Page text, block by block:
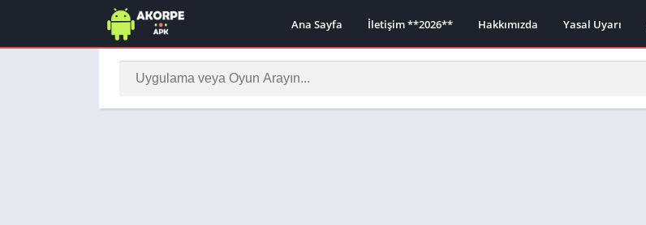
Ana Sayfa İletişim **2026** Hakkımızda Yasal Uyarı